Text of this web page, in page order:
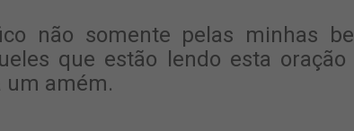
não somente pelas minhas
que estão lendo esta
um amém.